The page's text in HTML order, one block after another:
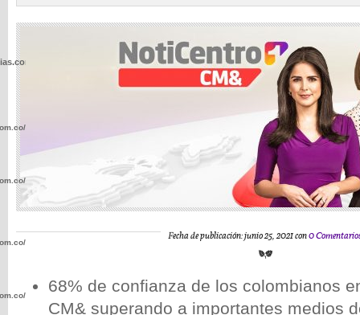
Fecha de publicación: junio 25, 2021 con0
68% de confianza de los colombianos
CM& superando a importantes medios
wp-
wp-
wp-
wp-
wp-